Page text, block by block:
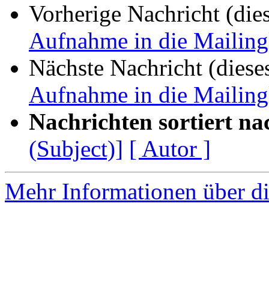
Vorherige Nachricht
Aufnahme in die
Nächste Nachricht
Aufnahme in die
Nachrichten sortiert
(Subject)] [ Autor ]
Mehr Informationen über